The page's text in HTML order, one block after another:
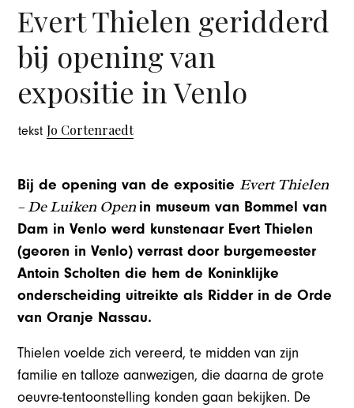
Evert Thielen geridderd
bij opening van
expositie in Venlo
tekstJo Cortenraedt
Bij de opening van de expositieEvert Thielen
– De Luiken Open in museum van Bommel van
Dam in Venlo werd kunstenaar Evert Thielen
(georen in Venlo) verrast door burgemeester
Antoin Scholten die hem de Koninklijke
onderscheiding uitreikte als Ridder in de Orde
van Oranje Nassau.
Thielen voelde zich vereerd, te midden van zijn
familie en talloze aanwezigen, die daarna de grote
oeuvre-tentoonstelling konden gaan bekijken. De